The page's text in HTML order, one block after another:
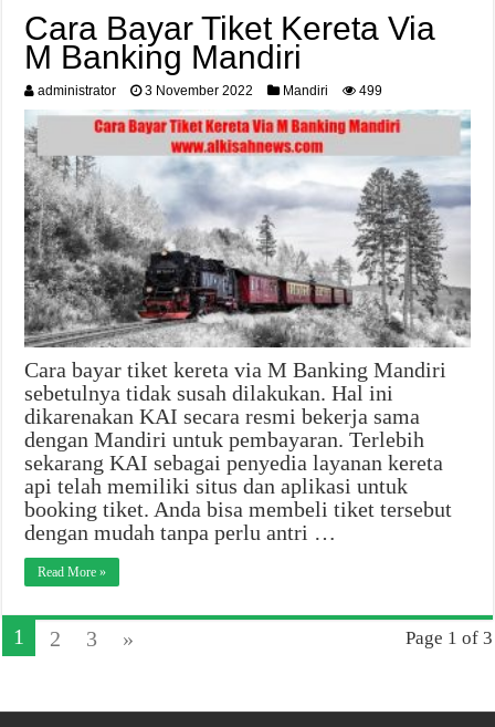
Cara Bayar Tiket Kereta Via
M Banking Mandiri
administrator 3 November 2022 Mandiri 499
Cara bayar tiket kereta via M Banking Mandiri
sebetulnya tidak susah dilakukan. Hal ini
dikarenakan KAI secara resmi bekerja sama
dengan Mandiri untuk pembayaran. Terlebih
sekarang KAI sebagai penyedia layanan kereta
api telah memiliki situs dan aplikasi untuk
booking tiket. Anda bisa membeli tiket tersebut
dengan mudah tanpa perlu antri …
Read More »
Page 1 of 3
1 2 3 »